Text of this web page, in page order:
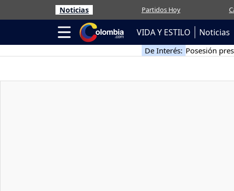
Noticias Partidos Hoy
VIDA Y ESTILO Noticias
De Interés: Posesión